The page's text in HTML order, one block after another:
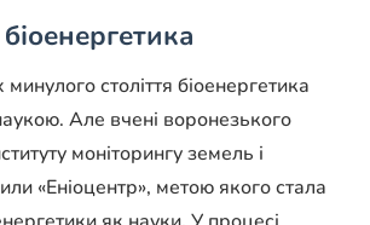
століття біоенергетика
Але вчені воронезького
моніторингу земель і
«Еніоцентр», метою якого стала